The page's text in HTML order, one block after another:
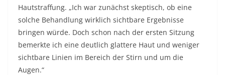
Hautstraffung. „Ich war zunächst skeptisch, ob eine
solche Behandlung wirklich sichtbare Ergebnisse
bringen würde. Doch schon nach der ersten Sitzung
bemerkte ich eine deutlich glattere Haut und weniger
sichtbare Linien im Bereich der Stirn und um die
Augen.“